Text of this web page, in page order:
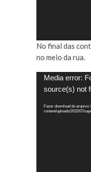
No final das
no meio da rua.
Tocador
vídeo
Media error:
source(s) not
Fazer download do
content/uploads/2022/07/